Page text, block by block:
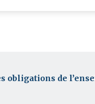
obligations de